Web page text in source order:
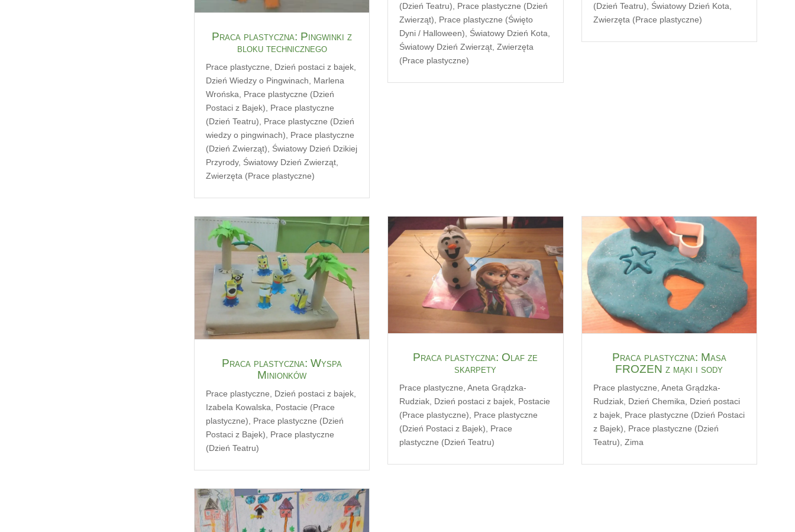
Praca plastyczna: Pingwinki z
bloku technicznego
Prace plastyczne Dzień postaci z bajek
Dzień Wiedzy o Pingwinach
Marlena
Wrońska
Prace plastyczne (Dzień
Postaci z Bajek)
Prace plastyczne
(Dzień Teatru)
Prace plastyczne (Dzień
wiedzy o pingwinach)
Prace plastyczne
(Dzień Zwierząt)
Światowy Dzień Dzikiej
Przyrody, Światowy Dzień Zwierząt
Zwierzęta (Prace plastyczne)
(Dzień Teatru)
Prace plastyczne (Dzień
Zwierząt)
Prace plastyczne (Święto
Dyni / Halloween)
Światowy Dzień Kota
Światowy Dzień Zwierząt ,Zwierzęta
(Prace plastyczne)
(Dzień Teatru)
Światowy Dzień Kota
Zwierzęta (Prace plastyczne)
Praca plastyczna: Wyspa
Minionków
Prace plastyczne Dzień postaci z bajek
Izabela Kowalska
Postacie (Prace
plastyczne)
Prace plastyczne (Dzień
Postaci z Bajek)
Prace plastyczne
(Dzień Teatru)
Praca plastyczna: Olaf ze
skarpety
Prace plastyczne ,Aneta Grądzka-
Rudziak Dzień postaci z bajek Postacie
(Prace plastyczne)
Prace plastyczne
(Dzień Postaci z Bajek)
Prace
plastyczne (Dzień Teatru)
Praca plastyczna: Masa
FROZEN z mąki i sody
Prace plastyczne Aneta Grądzka-
Rudziak, Dzień Chemika
Dzień postaci
z bajek, Prace plastyczne (Dzień Postaci
z Bajek)
Prace plastyczne (Dzień
Teatru) Zima